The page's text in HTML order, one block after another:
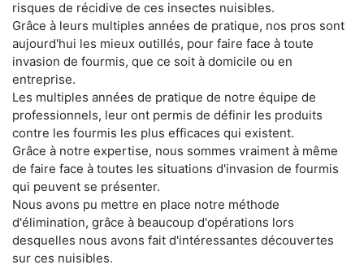
risques de récidive de ces insectes nuisibles.
Grâce à leurs multiples années de pratique, nos pros sont
aujourd'hui les mieux outillés, pour faire face à toute
invasion de fourmis, que ce soit à domicile ou en
entreprise.
Les multiples années de pratique de notre équipe de
professionnels, leur ont permis de définir les produits
contre les fourmis les plus efficaces qui existent.
Grâce à notre expertise, nous sommes vraiment à même
de faire face à toutes les situations d'invasion de fourmis
qui peuvent se présenter.
Nous avons pu mettre en place notre méthode
d'élimination, grâce à beaucoup d'opérations lors
desquelles nous avons fait d'intéressantes découvertes
sur ces nuisibles.